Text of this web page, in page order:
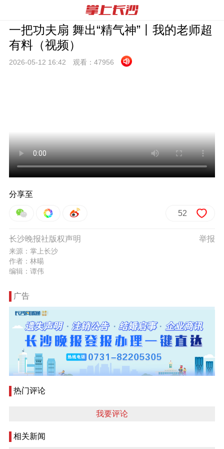
一把功夫扇 舞出“精气神”丨我的老师超
有料（视频）
2026-05-12 16:42 观看： 47956
分享至
52
举报
长沙晚报社版权声明
来源：掌上长沙
作者：林暘
编辑：谭伟
广告
热门评论
我要评论
相关新闻